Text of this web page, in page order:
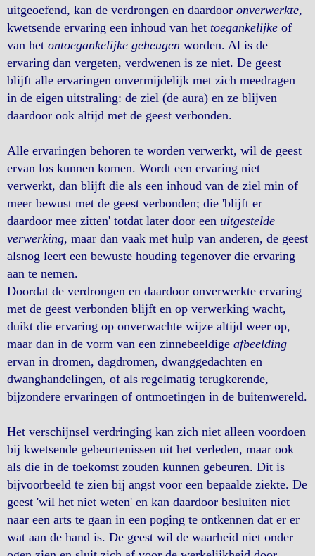
uitgeoefend, kan de verdrongen en daardoor onverwerkte,
kwetsende ervaring een inhoud van het toegankelijke of
van het ontoegankelijke geheugen worden. Al is de
ervaring dan vergeten, verdwenen is ze niet. De geest
blijft alle ervaringen onvermijdelijk met zich meedragen
in de eigen uitstraling: de ziel (de aura) en ze blijven
daardoor ook altijd met de geest verbonden.
Alle ervaringen behoren te worden verwerkt, wil de geest
ervan los kunnen komen. Wordt een ervaring niet
verwerkt, dan blijft die als een inhoud van de ziel min of
meer bewust met de geest verbonden; die 'blijft er
daardoor mee zitten' totdat later door een uitgestelde
verwerking, maar dan vaak met hulp van anderen, de geest
alsnog leert een bewuste houding tegenover die ervaring
aan te nemen.
Doordat de verdrongen en daardoor onverwerkte ervaring
met de geest verbonden blijft en op verwerking wacht,
duikt die ervaring op onverwachte wijze altijd weer op,
maar dan in de vorm van een zinnebeeldige afbeelding
ervan in dromen, dagdromen, dwanggedachten en
dwanghandelingen, of als regelmatig terugkerende,
bijzondere ervaringen of ontmoetingen in de buitenwereld.
Het verschijnsel verdringing kan zich niet alleen voordoen
bij kwetsende gebeurtenissen uit het verleden, maar ook
als die in de toekomst zouden kunnen gebeuren. Dit is
bijvoorbeeld te zien bij angst voor een bepaalde ziekte. De
geest 'wil het niet weten' en kan daardoor besluiten niet
naar een arts te gaan in een poging te ontkennen dat er er
wat aan de hand is. De geest wil de waarheid niet onder